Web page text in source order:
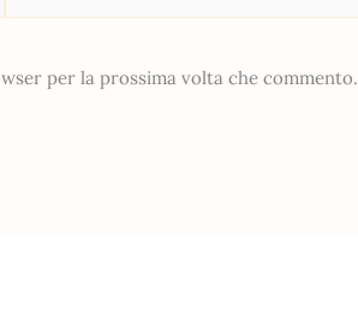
per la prossima volta che commento.